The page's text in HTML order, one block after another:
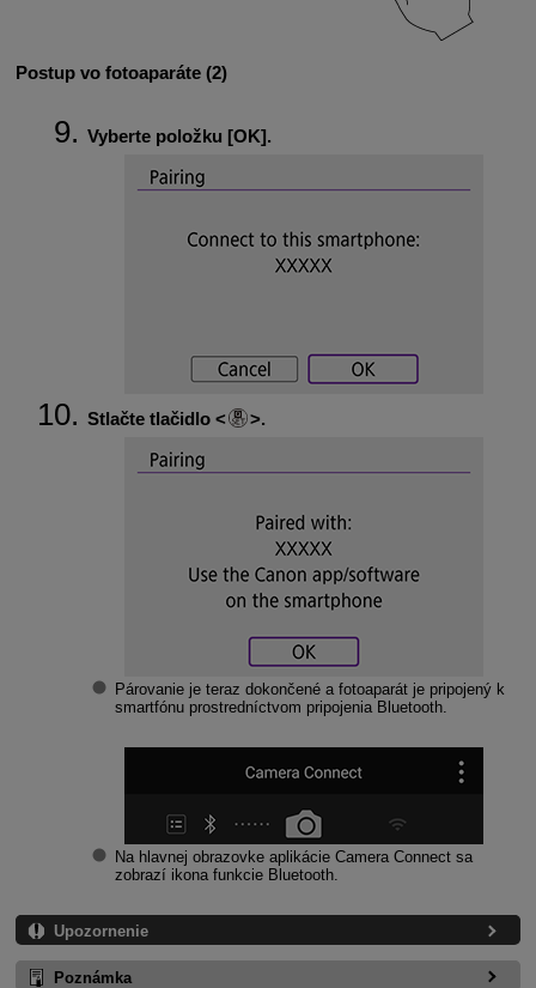
Postup vo fotoaparáte (2)
Vyberte položku [OK].
Stlačte tlačidlo .
Párovanie je teraz dokončené a fotoaparát je pripojený k
smartfónu prostredníctvom pripojenia Bluetooth.
Na hlavnej obrazovke aplikácie Camera Connect sa
zobrazí ikona funkcie Bluetooth.
Upozornenie
Poznámka